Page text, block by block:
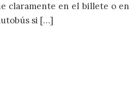
claramente en el billete o en
si […]